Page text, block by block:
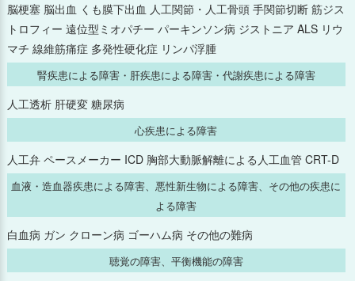
2025年2月
2025年1月
2024年10月
2024年9月
2024年8月
脳梗塞 脳出血 くも膜下出血 人工関節・人工骨頭 手関節切断 筋ジス
トロフィー 遠位型ミオパチー パーキンソン病 ジストニア ALS リウ
マチ 線維筋痛症 多発性硬化症 リンパ浮腫
腎疾患による障害・肝疾患による障害・代謝疾患による障害
人工透析 肝硬変 糖尿病
心疾患による障害
人工弁 ペースメーカー ICD 胸部大動脈解離による人工血管 CRT-D
血液・造血器疾患による障害、悪性新生物による障害、その他の疾患に
よる障害
白血病 ガン クローン病 ゴーハム病 その他の難病
聴覚の障害、平衡機能の障害